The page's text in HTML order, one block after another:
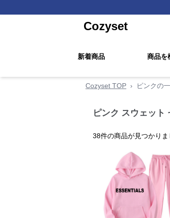
Cozyset
新着商品 商品を
Cozyset TOP › ピンクの
ピンク スウェット
38件の商品が見つかりま